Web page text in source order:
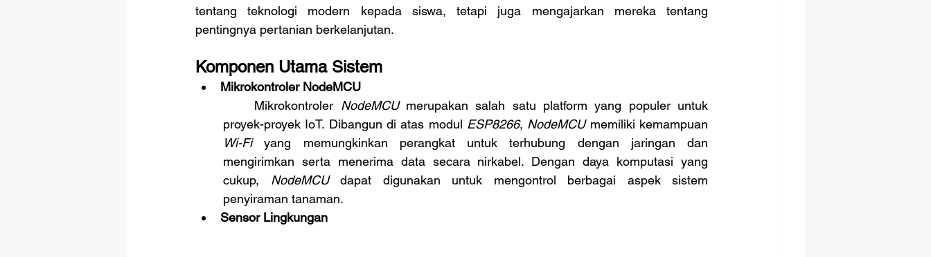
tentang teknologi modern kepada siswa, tetapi juga mengajarkan mereka tentang
pentingnya pertanian berkelanjutan.
Komponen Utama Sistem
Mikrokontroler NodeMCU
	Mikrokontroler
NodeMCU merupakan salah satu platform yang populer untuk
proyek-proyek IoT. Dibangun di atas modul ESP8266, NodeMCU
Wi-Fi yang memungkinkan perangkat untuk terhubung dengan jaringan dan
mengirimkan serta menerima data secara nirkabel. Dengan daya komputasi yang
cukup, NodeMCU dapat digunakan untuk mengontrol berbagai aspek sistem
penyiraman tanaman.
Sensor Lingkungan